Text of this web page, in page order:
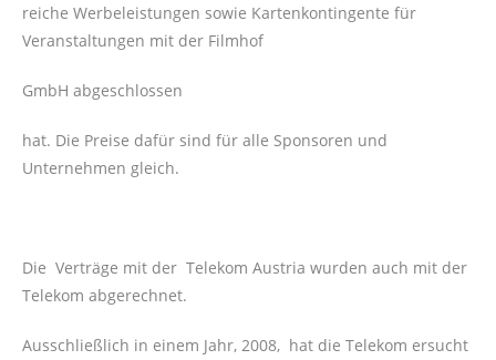
reiche Werbeleistungen sowie Kartenkontingente für
Veranstaltungen mit der Filmhof
GmbH abgeschlossen
hat. Die Preise dafür sind für alle Sponsoren und
Unternehmen gleich.
Die Verträge mit der Telekom Austria wurden auch mit der
Telekom abgerechnet.
Ausschließlich in einem Jahr, 2008, hat die Telekom ersucht